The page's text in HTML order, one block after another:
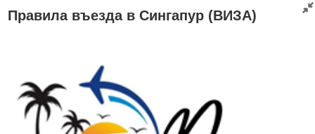
Правила въезда в Сингапур (ВИЗА)